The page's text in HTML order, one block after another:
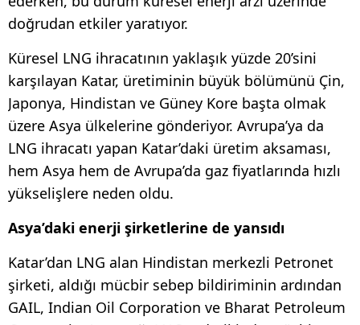
doğrudan etkiler yaratıyor.
Küresel LNG ihracatının yaklaşık yüzde 20’sini
karşılayan Katar, üretiminin büyük bölümünü Çin,
Japonya, Hindistan ve Güney Kore başta olmak
üzere Asya ülkelerine gönderiyor. Avrupa’ya da
LNG ihracatı yapan Katar’daki üretim aksaması,
hem Asya hem de Avrupa’da gaz fiyatlarında hızlı
yükselişlere neden oldu.
Asya’daki enerji şirketlerine de yansıdı
Katar’dan LNG alan Hindistan merkezli Petronet
şirketi, aldığı mücbir sebep bildiriminin ardından
GAIL, Indian Oil Corporation ve Bharat Petroleum